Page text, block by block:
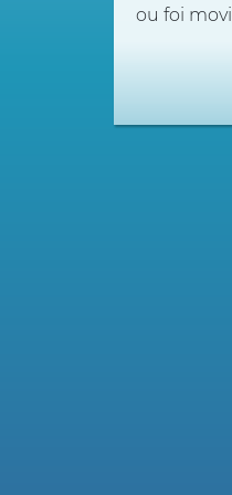
ou foi